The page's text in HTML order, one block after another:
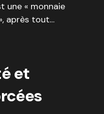
une « monnaie
après tout…
et